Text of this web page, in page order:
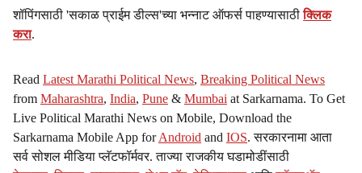
शॉपिंगसाठी 'सकाळ प्राईम डील्स'च्या भन्नाट ऑफर्स पाहण्यासाठीक्लिक
करा.
Read Latest Marathi Political News, Breaking Political News
from Maharashtra, India, Pune & Mumbai at Sarkarnama. To Get
Live Political Marathi News on Mobile, Download the
Sarkarnama Mobile App forAndroid and IOS. सरकारनामा आता
सर्व सोशल मीडिया प्लॅटफॉर्मवर. ताज्या राजकीय घडामोडींसाठी